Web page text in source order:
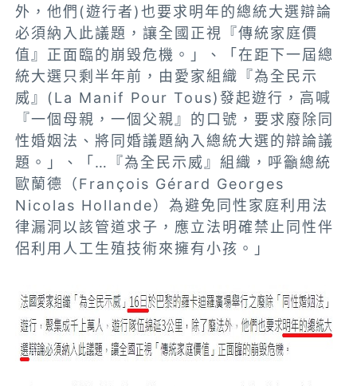
外，他們(遊行者)也要求明年的總統大選辯論
必須納入此議題，讓全國正視『傳統家庭價
值』正面臨的崩毀危機。」、「在距下一屆總
統大選只剩半年前，由愛家組織『為全民示
威』(La Manif Pour Tous)發起遊行，高喊
『一個母親，一個父親』的口號，要求廢除同
性婚姻法、將同婚議題納入總統大選的辯論議
題。」、「…『為全民示威』組織，呼籲總統
歐蘭德（François Gérard Georges
Nicolas Hollande）為避免同性家庭利用法
律漏洞以該管道求子，應立法明確禁止同性伴
侶利用人工生殖技術來擁有小孩。」